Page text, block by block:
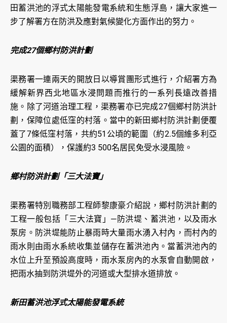
田蓄洪池的浮式太陽能發電系統和生態浮島，讓大家進一
步了解署方在防洪及應對氣候變化方面作出的努力。
完成27個鄉村防洪計劃
渠務署一連兩天的開放日以導賞團形式進行，介紹署方為
緩解新界西北地區水浸問題而推行的一系列長遠改善措
施。除了河道治理工程，渠務署亦已完成27個鄉村防洪計
劃，保障位處低窪的村落。當中的新田鄉村防洪計劃便覆
蓋了7條低窪村落，共約51公頃的範圍（約2.5個維多利亞
公園的面積），保護約3 500名居民免受水浸風險。
鄉村防洪計劃「三大法寶」
渠務署特別職務部工程師黎康豪介紹說，鄉村防洪計劃的
工程一般包括「三大法寶」—防洪堤、蓄洪池，以及雨水
泵房。防洪堤能防止暴雨時大量雨水湧入村內，而村內的
雨水則由雨水系統收集並儲存在蓄洪池內。當蓄洪池內的
水位上升至預設高度時，雨水泵房內的水泵會自動開啟，
把雨水抽到防洪堤外的河道或大型排水道排放。
新田蓄洪池浮式太陽能發電系統